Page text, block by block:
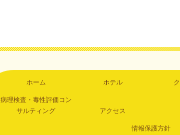
ホーム ホテル
病理検査・毒性評価コン
サルティング
アクセス
情報保護方針